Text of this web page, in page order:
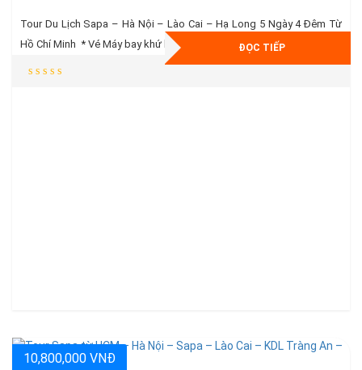
Tour Du Lịch Sapa – Hà Nội – Lào Cai – Hạ Long 5 Ngày 4 Đêm Từ
Hồ Chí Minh * Vé Máy bay khứ hồi và 15 kg hành lý kí gửi * Khách sạn
3 Sao Cao Cấp Tiêu Chuẩn ngay trung tâm * Tặng ngay vé cáp treo
ĐỌC TIẾP
10,800,000 VNĐ